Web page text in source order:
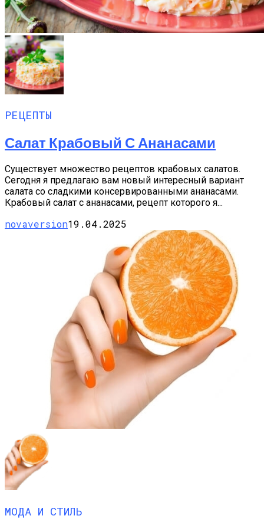
РЕЦЕПТЫ
Салат Крабовый С Ананасами
Существует множество рецептов крабовых салатов.
Сегодня я предлагаю вам новый интересный вариант
салата со сладкими консервированными ананасами.
Крабовый салат с ананасами, рецепт которого я...
novaversion19.04.2025
МОДА И СТИЛЬ